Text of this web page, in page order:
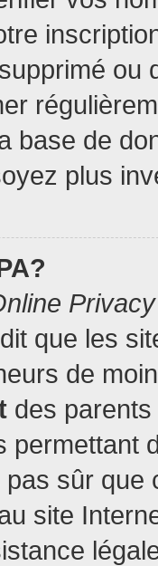
base de
plus
que les
de
des parents
permettant
pas sûr
site